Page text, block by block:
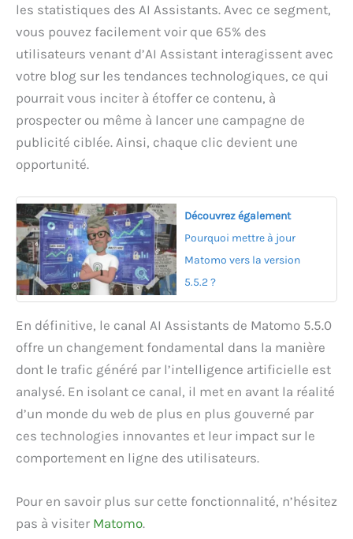
les statistiques des AI Assistants. Avec ce segment,
vous pouvez facilement voir que 65% des
utilisateurs venant d’AI Assistant interagissent avec
votre blog sur les tendances technologiques, ce qui
pourrait vous inciter à étoffer ce contenu, à
prospecter ou même à lancer une campagne de
publicité ciblée. Ainsi, chaque clic devient une
opportunité.
Découvrez également
Pourquoi mettre à jour
Matomo vers la version
5.5.2 ?
En définitive, le canal AI Assistants de Matomo 5.5.0
offre un changement fondamental dans la manière
dont le trafic généré par l’intelligence artificielle est
analysé. En isolant ce canal, il met en avant la réalité
d’un monde du web de plus en plus gouverné par
ces technologies innovantes et leur impact sur le
comportement en ligne des utilisateurs.
Pour en savoir plus sur cette fonctionnalité, n’hésitez
pas à visiter Matomo.